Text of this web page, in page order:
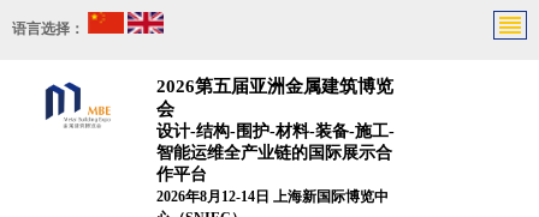
语言选择：
2026第五届亚洲金属建筑博览
会
设计-结构-围护-材料-装备-施工-
智能运维全产业链的国际展示合
作平台
2026年8月12-14日 上海新国际博览中